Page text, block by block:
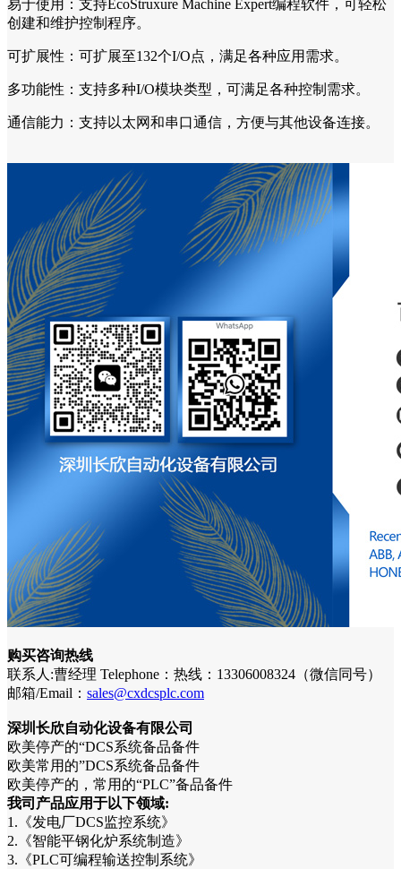
易于使用：支持EcoStruxure Machine Expert编程软件，可轻松
创建和维护控制程序。
可扩展性：可扩展至132个I/O点，满足各种应用需求。
多功能性：支持多种I/O模块类型，可满足各种控制需求。
通信能力：支持以太网和串口通信，方便与其他设备连接。
购买咨询热线
联系人:曹经理 Telephone：热线：13306008324（微信同号）
邮箱/Email： sales@cxdcsplc.com
深圳长欣自动化设备有限公司
欧美停产的“DCS系统备品备件
欧美常用的”DCS系统备品备件
欧美停产的，常用的“PLC”备品备件
我司产品应用于以下领域:
1.《发电厂DCS监控系统》
2.《智能平钢化炉系统制造》
3.《PLC可编程输送控制系统》